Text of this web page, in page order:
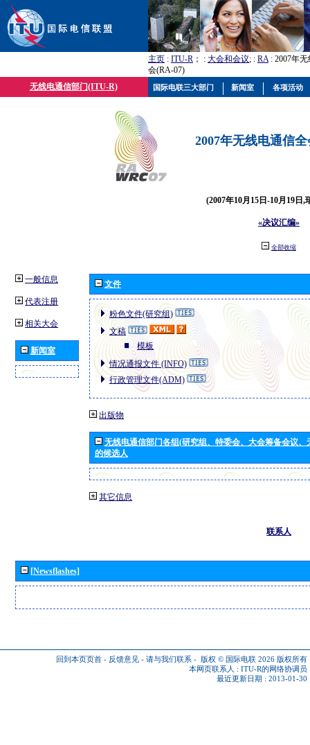
主页 : ITU-R ； : 大会和会议; : RA: 2007年
会(RA-07)
无线电通信部门(ITU-R)
2007年无线电通信
(2007年10月15日-10月19日,
«决议汇编»
全部收缩
一般信息
代表注册
相关大会
新闻室
文件
粉色文件(研究组)
文稿
模板
情况通报文件 (INFO)
行政管理文件(ADM)
出版物
无线电通信部门各组(研究组、特委会、大会筹备会议
的候选人
其它信息
联系人
[Newsflashes]
回到本页页首 - 反馈意见 - 请与我们联系 - 版权 © 国际电联 2026 版权所有
本网页联系人 : ITU-R的网络协调员
最近更新日期 : 2013-01-30
国际电联三大部门 新闻室 各项活动